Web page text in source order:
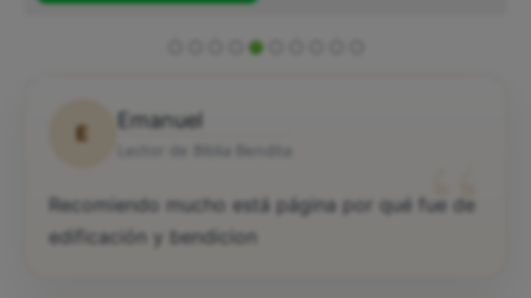
E
Emanuel
“
Recomiendo mucho está página por qué fue de
edificación y bendicion